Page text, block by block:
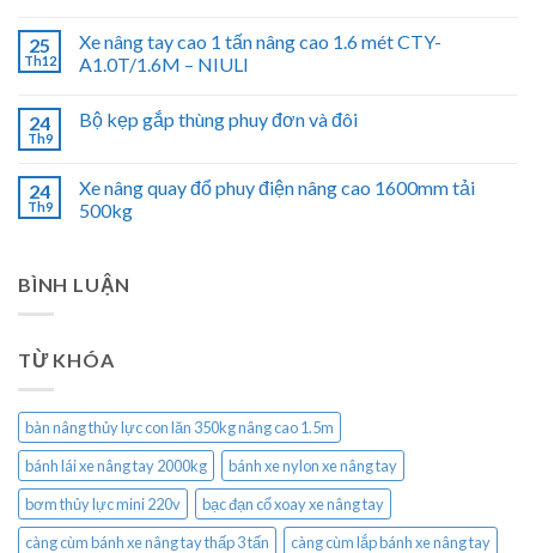
25
Th12
Xe nâng tay cao 1 tấn nâng cao 1.6 mét CTY-
A1.0T/1.6M – NIULI
24
Th9
Bộ kẹp gắp thùng phuy đơn và đôi
24
Th9
Xe nâng quay đổ phuy điện nâng cao 1600mm tải
500kg
BÌNH LUẬN
TỪ KHÓA
bàn nâng thủy lực con lăn 350kg nâng cao 1.5m
bánh lái xe nâng tay 2000kg
bánh xe nylon xe nâng tay
bơm thủy lực mini 220v
bạc đạn cổ xoay xe nâng tay
càng cùm bánh xe nâng tay thấp 3 tấn
càng cùm lắp bánh xe nâng tay